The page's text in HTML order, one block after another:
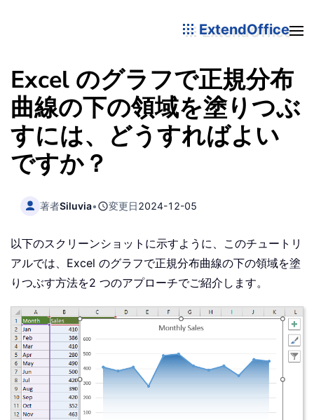
ExtendOffice
Excel のグラフで正規分布
曲線の下の領域を塗りつぶ
すには、どうすればよい
ですか？
著者Siluvia• 変更日2024-12-05
以下のスクリーンショットに示すように、このチュートリ
アルでは、Excel のグラフで正規分布曲線の下の領域を塗
りつぶす方法を2 つのアプローチでご紹介します。